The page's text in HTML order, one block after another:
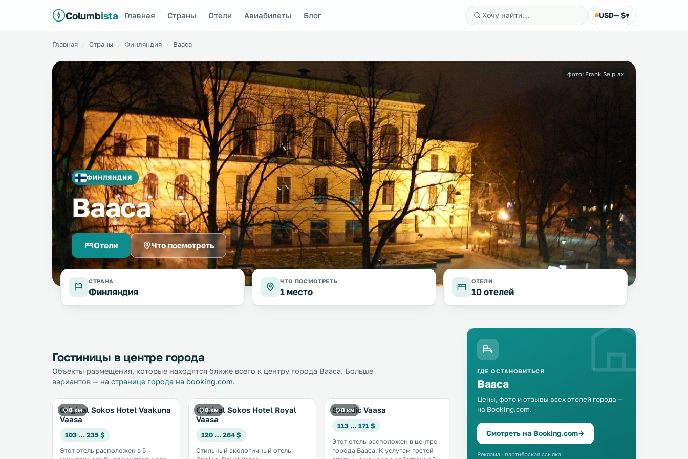
Columbista Главная Страны Отели Авиабилеты Блог USD— $▾
Главная Страны Финляндия Вааса
ФИНЛЯНДИЯ
Вааса
Отели Что посмотреть
фото: Frank Seiplax
СТРАНА
Финляндия
ЧТО ПОСМОТРЕТЬ
1 место
ОТЕЛИ
10 отелей
Гостиницы в центре города
Объекты размещения, которые находятся ближе всего к центру города Вааса. Больше
вариантов — на странице города на booking.com.
0 км
Original Sokos Hotel Vaakuna
Vaasa
103 … 235 $
Этот отель расположен в 5
0 км
Original Sokos Hotel Royal
Vaasa
120 … 264 $
Стильный экологичный отель
0 км
Scandic Vaasa
113 … 171 $
Этот отель расположен в центре
города Вааса. К услугам гостей
0 км
Omena Hotel Vaasa
60 … 81 $
Этот отель в строгом стиле
находится прямо напротив
ГДЕ ОСТАНОВИТЬСЯ
Вааса
Цены, фото и отзывы всех отелей города —
на Booking.com.
Смотреть на Booking.com→
Реклама · партнёрская ссылка